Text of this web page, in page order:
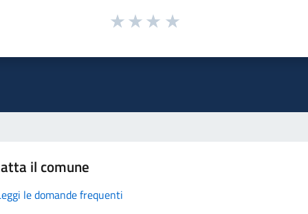
il comune
le domande frequenti